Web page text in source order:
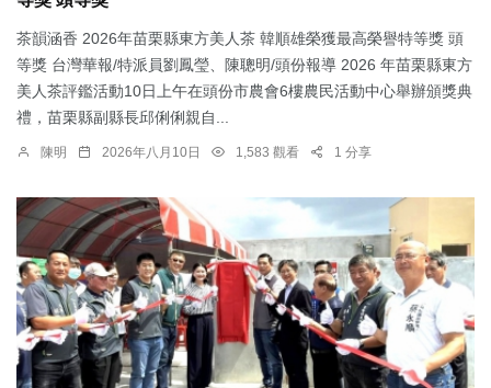
茶韻涵香 2026年苗栗縣東方美人茶 韓順雄榮獲最高榮譽特等獎 頭
等獎 台灣華報/特派員劉鳳瑩、陳聰明/頭份報導 2026 年苗栗縣東方
美人茶評鑑活動10日上午在頭份市農會6樓農民活動中心舉辦頒獎典
禮，苗栗縣副縣長邱俐俐親自...
陳明 2026年八月10日 1,583 觀看 1 分享